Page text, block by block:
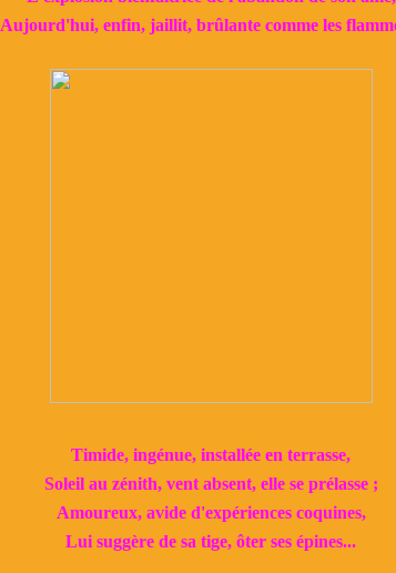
Aujourd'hui, enfin, jaillit, brûlante comme les
Timide, ingénue, installée en terrasse,
Soleil au zénith, vent absent, elle se prélasse ;
Amoureux, avide d'expériences coquines,
Lui suggère de sa tige, ôter ses épines...